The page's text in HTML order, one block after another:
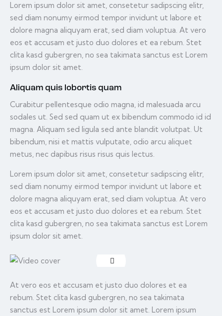
Lorem ipsum dolor sit amet, consetetur sadipscing elitr,
sed diam nonumy eirmod tempor invidunt ut labore et
dolore magna aliquyam erat, sed diam voluptua. At vero
eos et accusam et justo duo dolores et ea rebum. Stet
clita kasd gubergren, no sea takimata sanctus est Lorem
ipsum dolor sit amet.
Aliquam quis lobortis quam
Curabitur pellentesque odio magna, id malesuada arcu
sodales ut. Sed sed quam ut ex bibendum commodo id id
magna. Aliquam sed ligula sed ante blandit volutpat. Ut
bibendum, nisi et mattis vulputate, odio arcu aliquet
metus, nec dapibus risus risus quis lectus.
Lorem ipsum dolor sit amet, consetetur sadipscing elitr,
sed diam nonumy eirmod tempor invidunt ut labore et
dolore magna aliquyam erat, sed diam voluptua. At vero
eos et accusam et justo duo dolores et ea rebum. Stet
clita kasd gubergren, no sea takimata sanctus est Lorem
ipsum dolor sit amet.
At vero eos et accusam et justo duo dolores et ea
rebum. Stet clita kasd gubergren, no sea takimata
sanctus est Lorem ipsum dolor sit amet. Lorem ipsum